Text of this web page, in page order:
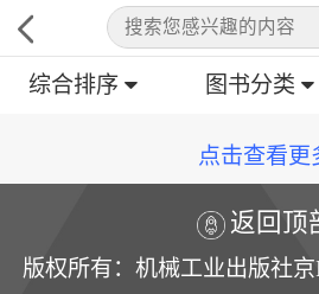
综合排序 图书分类
点击查看更
返回顶
版权所有：机械工业出版社